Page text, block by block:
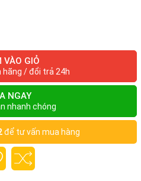
VÀO GIỎ
hãng / đổi trả 24h
NGAY
nhanh chóng
để tư vấn mua hàng